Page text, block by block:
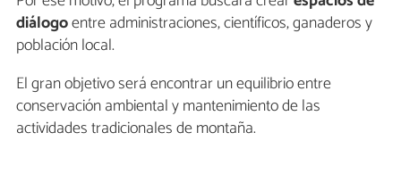
diálogoentre administraciones, científicos, ganaderos y
población local.
El gran objetivo será encontrar un equilibrio entre
conservación ambiental y mantenimiento de las
actividades tradicionales de montaña.